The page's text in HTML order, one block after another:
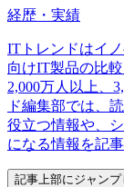
経歴・実績
ITトレンドはイ
向けIT製品の比
2,000万人以上、
ド編集部では、
役立つ情報や、
になる情報を記
記事上部にジャンプ